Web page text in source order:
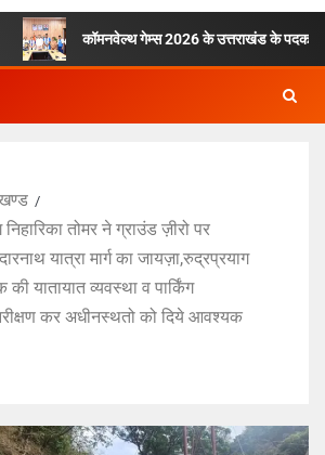
कॉमनवेल्थ गेम्स 2026 के उत्तराखंड के पदक विजेताओं और
तोमर ने ग्राउंड ज़ीरो पर
यात्रा मार्ग का जायज़ा,रुद्रप्रयाग
यातायात व्यवस्था व पार्किंग
कर अधीनस्थतो को दिये आवश्यक